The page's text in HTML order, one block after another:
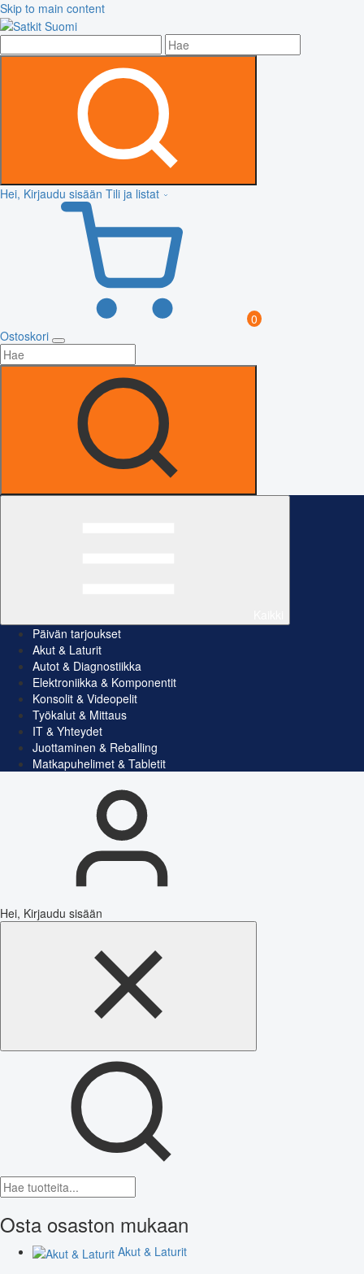
Skip to main content
Hei, Kirjaudu sisään Tili ja listat
0
Ostoskori
Päivän tarjoukset
Akut & Laturit
Autot & Diagnostiikka
Elektroniikka & Komponentit
Konsolit & Videopelit
Työkalut & Mittaus
IT & Yhteydet
Juottaminen & Reballing
Matkapuhelimet & Tabletit
Hei, Kirjaudu sisään
Osta osaston mukaan
Akut & Laturit